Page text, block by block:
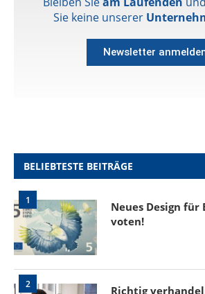
Sie keine unserer
Newsletter
BELIEBTESTE BEITRÄGE
1
Neues Design für
voten!
2
Richtig